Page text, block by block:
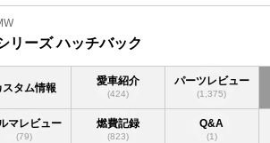
リーズ ハッチバック
スタム情報
愛車紹介
(424)
パーツレビュー
(1,375)
マレビュー
(79)
燃費記録
(823)
Q&A
(1)